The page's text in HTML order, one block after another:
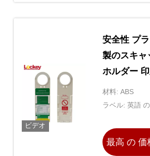
ビデオ
安全性 プ
製のスキャ
ホルダー
警告 スキャ
別タグ
材料: ABS
ラベル: 英語 の 警告 標識.個
最高 の 価